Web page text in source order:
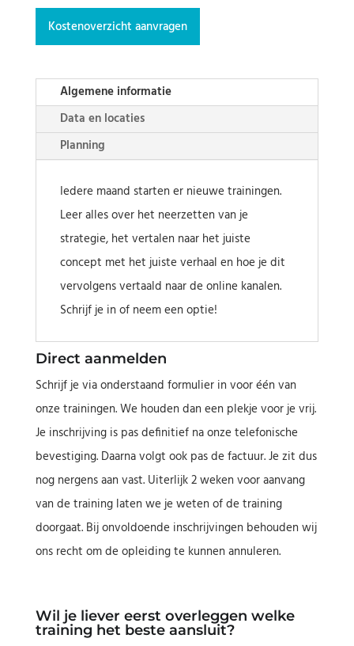
Kostenoverzicht aanvragen
Algemene informatie
Data en locaties
Planning
Iedere maand starten er nieuwe trainingen.
Leer alles over het neerzetten van je
strategie, het vertalen naar het juiste
concept met het juiste verhaal en hoe je dit
vervolgens vertaald naar de online kanalen.
Schrijf je in of neem een optie!
Direct aanmelden
Schrijf je via onderstaand formulier in voor één van
onze trainingen. We houden dan een plekje voor je vrij.
Je inschrijving is pas definitief na onze telefonische
bevestiging. Daarna volgt ook pas de factuur. Je zit dus
nog nergens aan vast. Uiterlijk 2 weken voor aanvang
van de training laten we je weten of de training
doorgaat. Bij onvoldoende inschrijvingen behouden wij
ons recht om de opleiding te kunnen annuleren.
Wil je liever eerst overleggen welke
training het beste aansluit?